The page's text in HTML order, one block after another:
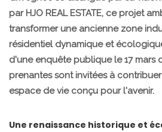
par HJO REAL ESTATE, ce projet
transformer une ancienne zone
résidentiel dynamique et
d'une enquête publique le 17 mars
prenantes sont invitées à
espace de vie conçu pour l'avenir.
Une renaissance historique et